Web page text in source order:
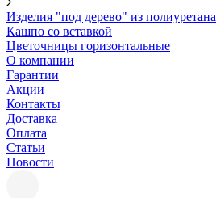
Изделия "под дерево" из полиуретана
Кашпо со вставкой
Цветочницы горизонтальные
О компании
Гарантии
Акции
Контакты
Доставка
Оплата
Статьи
Новости